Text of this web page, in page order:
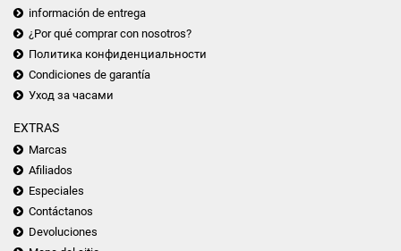
información de entrega
¿Por qué comprar con nosotros?
Политика конфиденциальности
Condiciones de garantía
Уход за часами
EXTRAS
Marcas
Afiliados
Especiales
Contáctanos
Devoluciones